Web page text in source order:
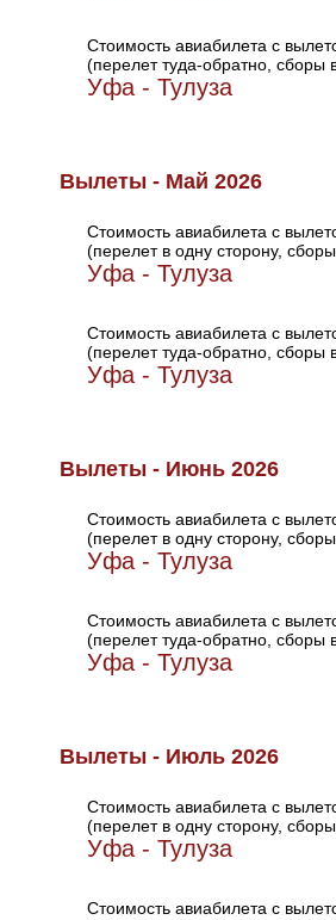
Стоимость авиабилета с
(перелет туда-обратно, сборы
Уфа - Тулуза
Вылеты - Май 2026
Стоимость авиабилета с
(перелет в одну сторону,
Уфа - Тулуза
Стоимость авиабилета с
(перелет туда-обратно, сборы
Уфа - Тулуза
Вылеты - Июнь 2026
Стоимость авиабилета с
(перелет в одну сторону,
Уфа - Тулуза
Стоимость авиабилета с
(перелет туда-обратно, сборы
Уфа - Тулуза
Вылеты - Июль 2026
Стоимость авиабилета с
(перелет в одну сторону,
Уфа - Тулуза
Стоимость авиабилета с